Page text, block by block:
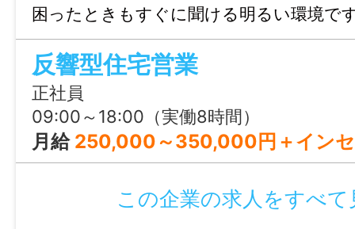
困ったときもすぐに聞ける明るい環境で
反響型住宅営業
正社員
09:00～18:00（実働8時間）
月給 250,000～350,000円＋イン
この企業の求人をすべて